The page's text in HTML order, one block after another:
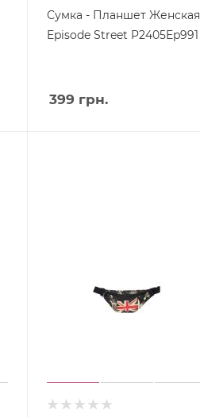
Сумка - Планшет Женская
Episode Street P2405Ep991
399 грн.